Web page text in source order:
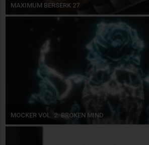
MAXIMUM BERSERK 27
MOCKER VOL. 2. BROKEN MIND